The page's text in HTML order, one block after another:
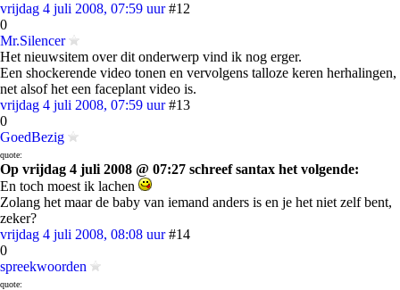
vrijdag 4 juli 2008, 07:59 uur #12
0
Mr.Silencer
Het nieuwsitem over dit onderwerp vind ik nog erger.
Een shockerende video tonen en vervolgens talloze keren herhalingen,
net alsof het een faceplant video is.
vrijdag 4 juli 2008, 07:59 uur #13
0
GoedBezig
quote:
Op vrijdag 4 juli 2008 @ 07:27 schreef santax het volgende:
En toch moest ik lachen
Zolang het maar de baby van iemand anders is en je het niet zelf bent,
zeker?
vrijdag 4 juli 2008, 08:08 uur #14
0
spreekwoorden
quote: